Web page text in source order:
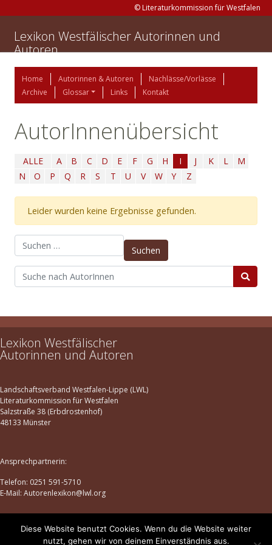
© Literaturkommission für Westfalen
Lexikon Westfälischer Autorinnen und
Autoren
Home Autorinnen & Autoren
Nachlässe/Vorlässe
Archive
Glossar Links Kontakt
AutorInnenübersicht
ALLE A B C D E F G H I J K L
M
N
O P Q R S T U V W Y Z
Leider wurden keine Ergebnisse gefunden.
Suchen nach:
Lexikon Westfälischer
Autorinnen und Autoren
Landschaftsverband Westfalen-Lippe (LWL)
Literaturkommission für Westfalen
Salzstraße 38 (Erbdrostenhof)
48133 Münster
Ansprechpartnerin:
Telefon: 0251 591-5710
E-Mail: Autorenlexikon@lwl.org
Datenschutz |Impressum
Diese Website benutzt Cookies. Wenn du die Website weiter
nutzt, gehen wir von deinem Einverständnis aus.